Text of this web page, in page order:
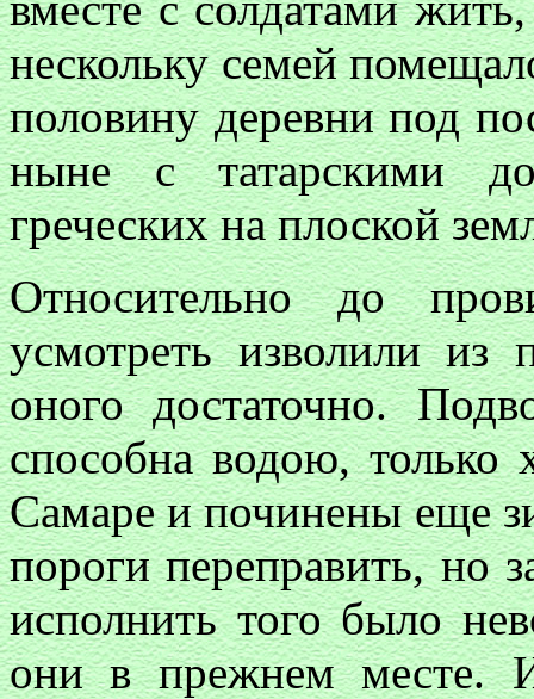
нескольку семей
половину деревни под
ныне с татарскими
греческих на плоской
Относительно до
усмотреть изволили
оного достаточно.
способна водою, только
Самаре и починены еще
пороги переправить, но
исполнить того было
они в прежнем месте.